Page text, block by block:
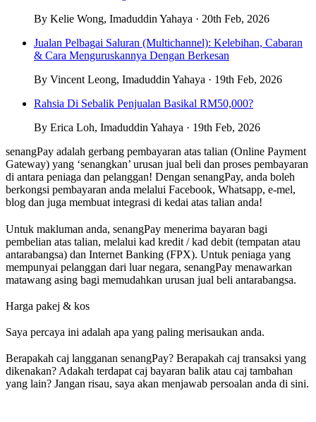
By Kelie Wong, Imaduddin Yahaya · 20th Feb, 2026
Jualan Pelbagai Saluran (Multichannel): Kelebihan, Cabaran
& Cara Menguruskannya Dengan Berkesan
By Vincent Leong, Imaduddin Yahaya · 19th Feb, 2026
Rahsia Di Sebalik Penjualan Basikal RM50,000?
By Erica Loh, Imaduddin Yahaya · 19th Feb, 2026
senangPay adalah gerbang pembayaran atas talian (Online Payment
Gateway) yang ‘senangkan’ urusan jual beli dan proses pembayaran
di antara peniaga dan pelanggan! Dengan senangPay, anda boleh
berkongsi pembayaran anda melalui Facebook, Whatsapp, e-mel,
blog dan juga membuat integrasi di kedai atas talian anda!
Untuk makluman anda, senangPay menerima bayaran bagi
pembelian atas talian, melalui kad kredit / kad debit (tempatan atau
antarabangsa) dan Internet Banking (FPX). Untuk peniaga yang
mempunyai pelanggan dari luar negara, senangPay menawarkan
matawang asing bagi memudahkan urusan jual beli antarabangsa.
Harga pakej & kos
Saya percaya ini adalah apa yang paling merisaukan anda.
Berapakah caj langganan senangPay? Berapakah caj transaksi yang
dikenakan? Adakah terdapat caj bayaran balik atau caj tambahan
yang lain? Jangan risau, saya akan menjawab persoalan anda di sini.